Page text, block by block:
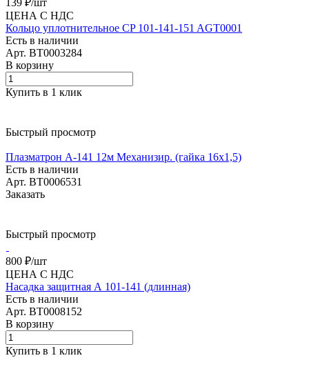
139 ₽/шт
ЦЕНА С НДС
Кольцо уплотнительное CP 101-141-151 AGT0001
Есть в наличии
Арт. BT0003284
В корзину
Купить в 1 клик
Быстрый просмотр
Плазматрон А-141 12м Механизир. (гайка 16х1,5)
Есть в наличии
Арт. BT0006531
Заказать
Быстрый просмотр
800 ₽/шт
ЦЕНА С НДС
Насадка защитная А 101-141 (длинная)
Есть в наличии
Арт. BT0008152
В корзину
Купить в 1 клик